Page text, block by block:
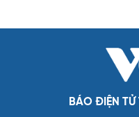
U20 World Cup gia
ĐT Việt Nam giữ
trong 10 năm